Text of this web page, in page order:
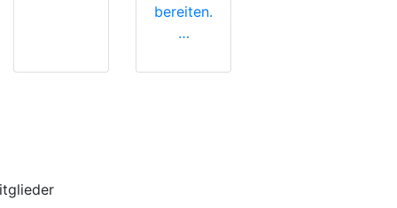
bereiten.
…